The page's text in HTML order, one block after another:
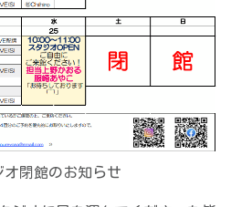
オ閉館のお知らせ